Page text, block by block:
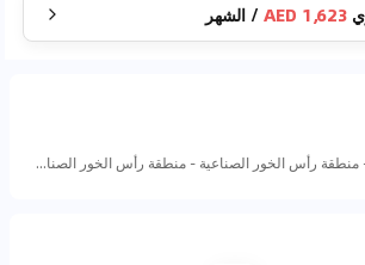
1,623 AED
/ الشهر
59C9+PHX - منطقة رأس الخور الصناعية - منطقة رأس الخور الصناعية - ٣ - دبي - الإمارات العربية المتحدة